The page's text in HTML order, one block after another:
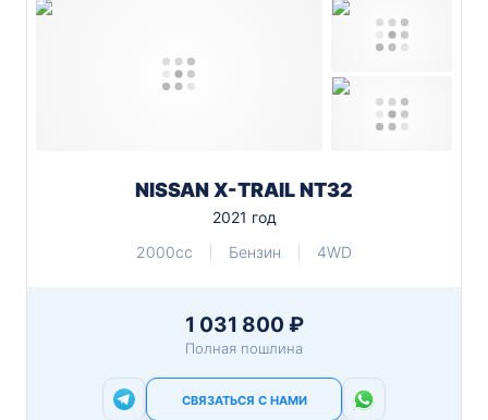
NISSAN X-TRAIL NT32
2021 год
2000cc
Бензин 4WD
1 031 800 ₽
Полная пошлина
СВЯЗАТЬСЯ С НАМИ